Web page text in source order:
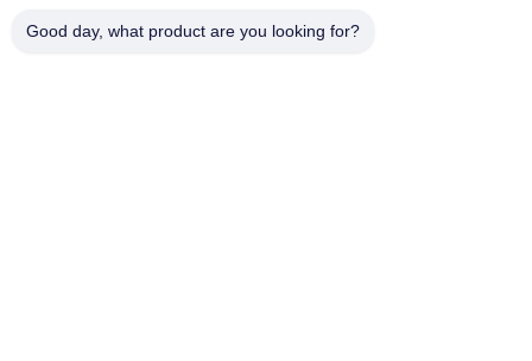
Globaler Versand
Good day, what product are you looking for?